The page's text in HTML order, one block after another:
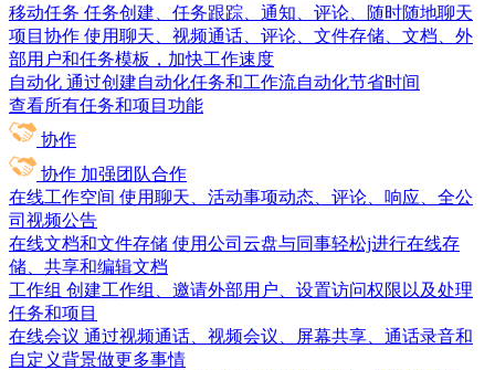
移动任务 任务创建、任务跟踪、通知、评论、随时随地聊天
项目协作 使用聊天、视频通话、评论、文件存储、文档、外
部用户和任务模板，加快工作速度
自动化 通过创建自动化任务和工作流自动化节省时间
查看所有任务和项目功能
协作
协作 加强团队合作
在线工作空间 使用聊天、活动事项动态、评论、响应、全公
司视频公告
在线文档和文件存储 使用公司云盘与同事轻松j进行在线存
储、共享和编辑文档
工作组 创建工作组、邀请外部用户、设置访问权限以及处理
任务和项目
在线会议 通过视频通话、视频会议、屏幕共享、通话录音和
自定义背景做更多事情